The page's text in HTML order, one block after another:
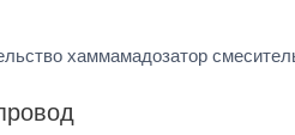
хаммамадозатор